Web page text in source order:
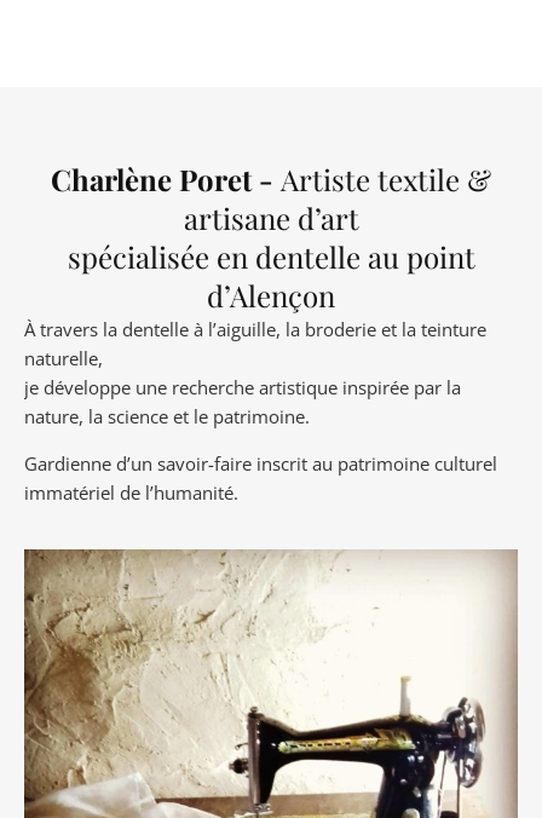
Charlène Poret - Artiste textile &
artisane d’art
spécialisée en dentelle au point
d’Alençon
À travers la dentelle à l’aiguille, la broderie et la teinture
naturelle,
je développe une recherche artistique inspirée par la
nature, la science et le patrimoine.
Gardienne d’un savoir-faire inscrit au patrimoine culturel
immatériel de l’humanité.